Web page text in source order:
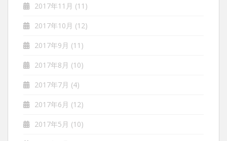
2017年11月 (11)
2017年10月 (12)
2017年9月 (11)
2017年8月 (10)
2017年7月 (4)
2017年6月 (12)
2017年5月 (10)